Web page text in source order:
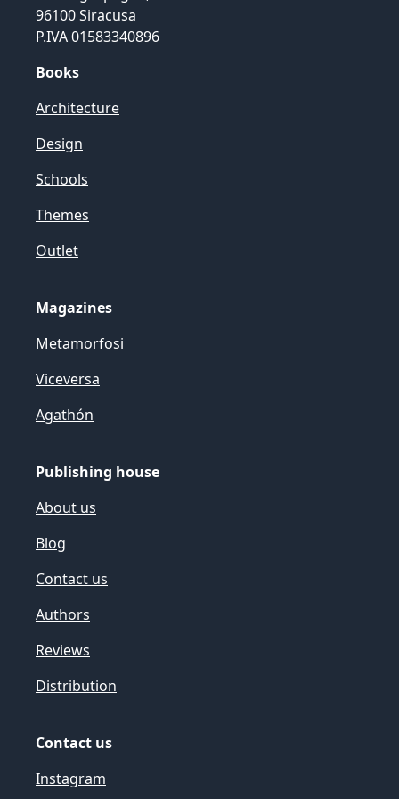
96100 Siracusa
P.IVA 01583340896
Books
Architecture
Design
Schools
Themes
Outlet
Magazines
Metamorfosi
Viceversa
Agathón
Publishing house
About us
Blog
Contact us
Authors
Reviews
Distribution
Contact us
Instagram